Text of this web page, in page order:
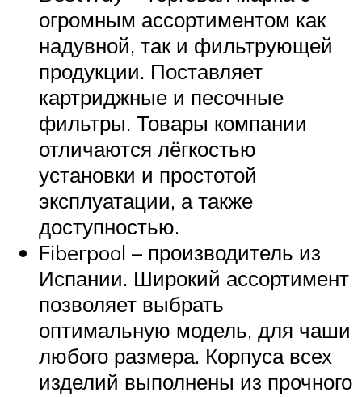
огромным ассортиментом как
надувной, так и фильтрующей
продукции. Поставляет
картриджные и песочные
фильтры. Товары компании
отличаются лёгкостью
установки и простотой
эксплуатации, а также
доступностью.
Fiberpool – производитель из
Испании. Широкий ассортимент
позволяет выбрать
оптимальную модель, для чаши
любого размера. Корпуса всех
изделий выполнены из прочного